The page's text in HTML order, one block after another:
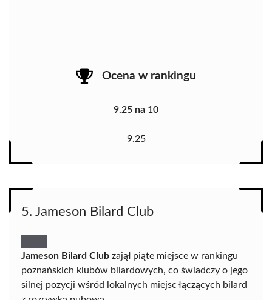
Ocena w rankingu
9.25 na 10
9.25
5. Jameson Bilard Club
Jameson Bilard Club zajął piąte miejsce w rankingu
poznańskich klubów bilardowych, co świadczy o jego
silnej pozycji wśród lokalnych miejsc łączących bilard